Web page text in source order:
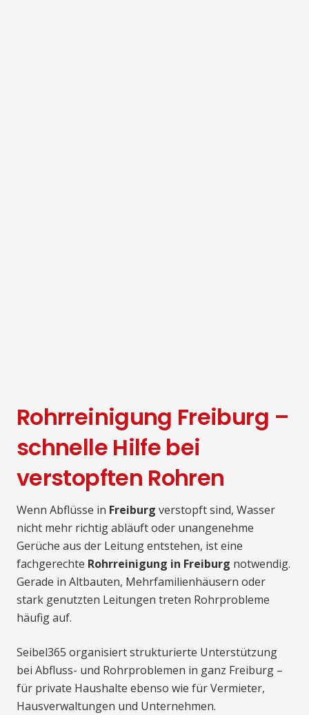
Rohrreinigung Freiburg –
schnelle Hilfe bei
verstopften Rohren
Wenn Abflüsse in Freiburg verstopft sind, Wasser
nicht mehr richtig abläuft oder unangenehme
Gerüche aus der Leitung entstehen, ist eine
fachgerechte Rohrreinigung in Freiburg notwendig.
Gerade in Altbauten, Mehrfamilienhäusern oder
stark genutzten Leitungen treten Rohrprobleme
häufig auf.
Seibel365 organisiert strukturierte Unterstützung
bei Abfluss- und Rohrproblemen in ganz Freiburg –
für private Haushalte ebenso wie für Vermieter,
Hausverwaltungen und Unternehmen.